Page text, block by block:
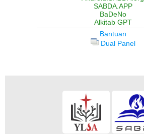
SABDA.APP
BaDeNo
Alkitab GPT
Bantuan
Dual Panel